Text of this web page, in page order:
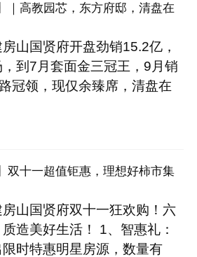
｜高教园芯，东方府邸，清盘在
房山国贤府开盘劲销15.2亿，
到7月套面金三冠王，9月销
冠领，现仅余臻席，清盘在
双十一超值钜惠，理想好柿市集
房山国贤府双十一狂欢购！六
造美好生活！ 1、智惠礼：
时特惠明星房源，数量有